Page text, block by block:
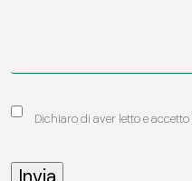
Dichiaro di aver letto e accetto